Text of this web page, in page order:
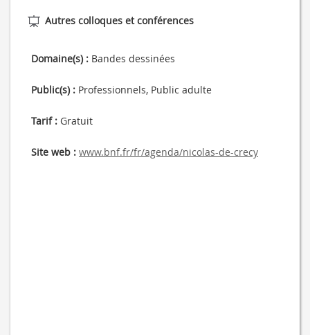
Autres colloques et conférences
Domaine(s) : Bandes dessinées
Public(s) : Professionnels, Public adulte
Tarif : Gratuit
Site web : www.bnf.fr/fr/agenda/nicolas-de-crecy